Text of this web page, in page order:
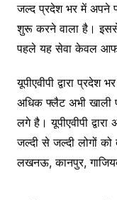
जल्द प्रदेश भर में अपने
शुरू करने वाला है।
पहले यह सेवा केवल
यूपीएवीपी द्वारा
अधिक फ्लैट अभी खाली
लगे है। यूपीएवीपी
जल्दी से जल्दी लोगों
लखनऊ, कानपुर,